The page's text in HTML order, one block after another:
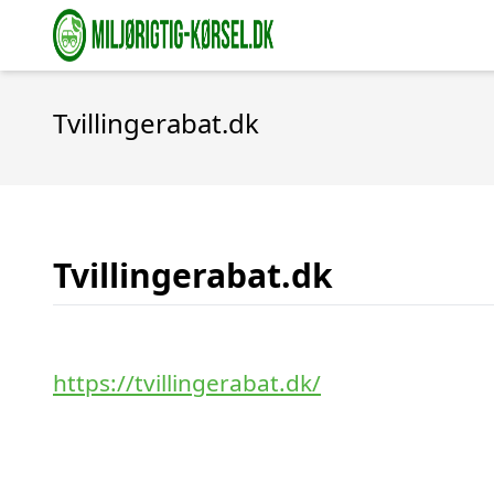
Tvillingerabat.dk
Tvillingerabat.dk
https://tvillingerabat.dk/